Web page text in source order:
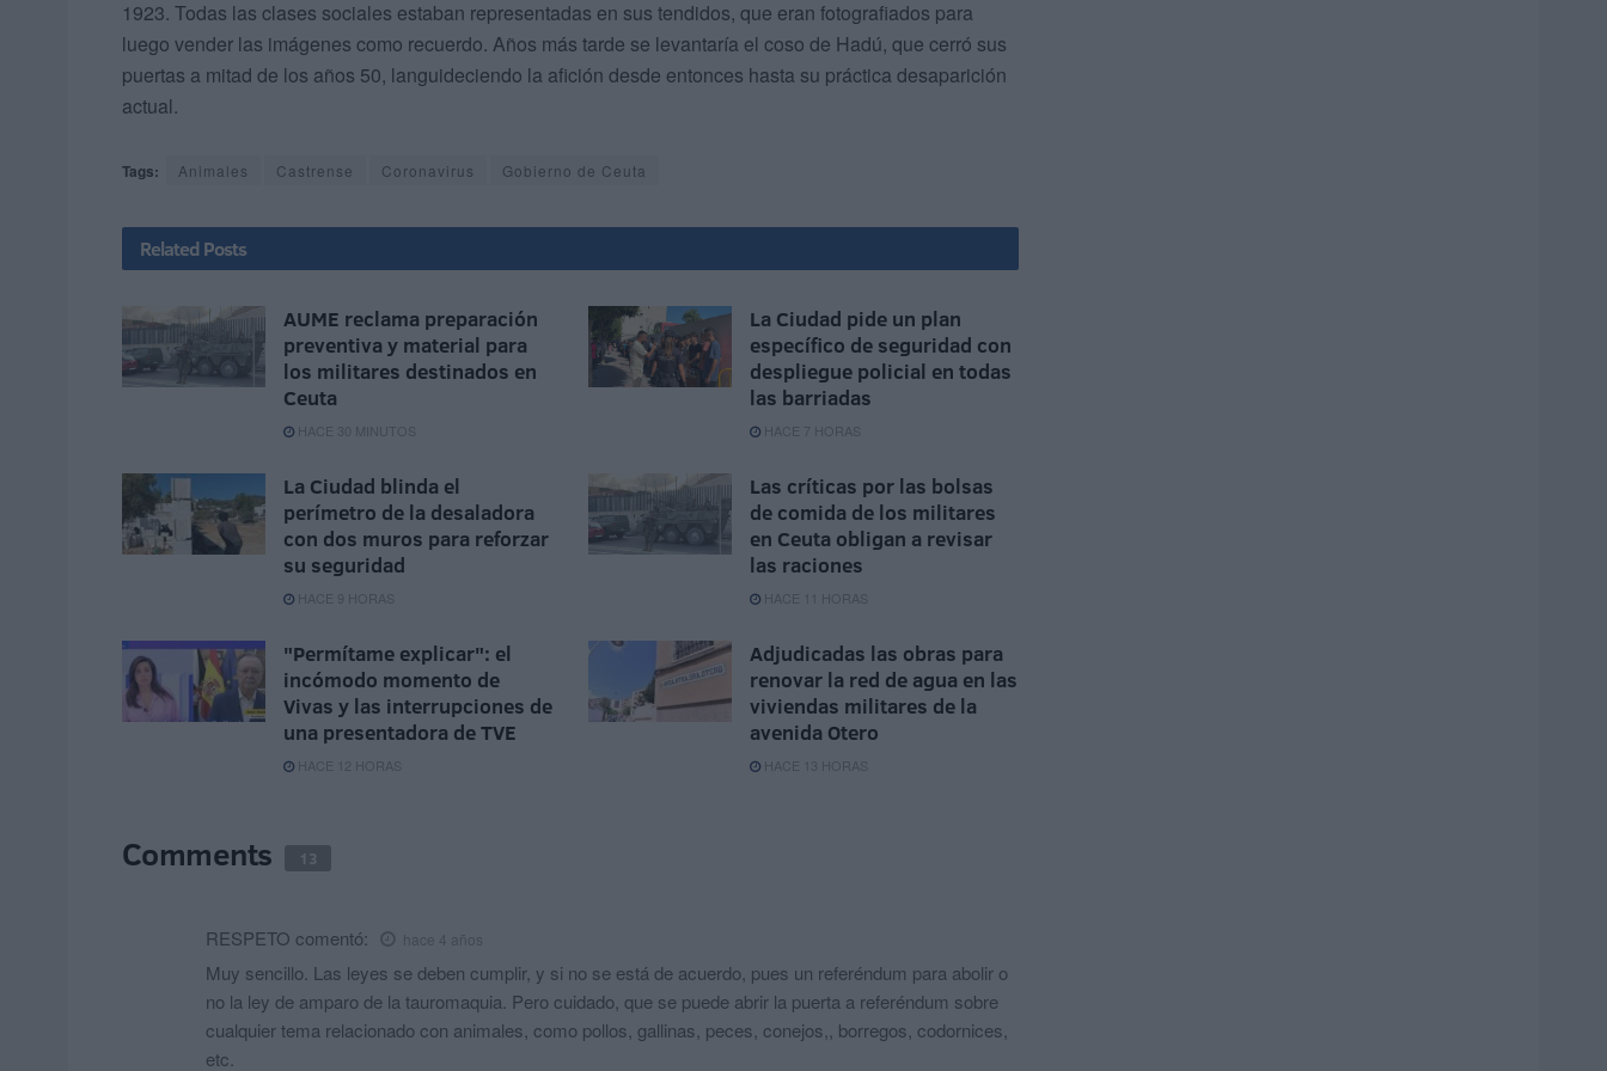
1923. Todas las clases sociales estaban representadas en sus tendidos, que eran fotografiados para
luego vender las imágenes como recuerdo. Años más tarde se levantaría el coso de Hadú, que cerró sus
puertas a mitad de los años 50, languideciendo la afición desde entonces hasta su práctica desaparición
actual.
Tags: Animales Castrense Coronavirus Gobierno de Ceuta
Related Posts
AUME reclama preparación
preventiva y material para
los militares destinados en
Ceuta
HACE 30 MINUTOS
La Ciudad pide un plan
específico de seguridad con
despliegue policial en todas
las barriadas
HACE 7 HORAS
La Ciudad blinda el
perímetro de la desaladora
con dos muros para reforzar
su seguridad
HACE 9 HORAS
Las críticas por las bolsas
de comida de los militares
en Ceuta obligan a revisar
las raciones
HACE 11 HORAS
"Permítame explicar": el
incómodo momento de
Vivas y las interrupciones de
una presentadora de TVE
HACE 12 HORAS
Adjudicadas las obras para
renovar la red de agua en las
viviendas militares de la
avenida Otero
HACE 13 HORAS
Comments 13
RESPETO comentó: hace 4 años
Muy sencillo. Las leyes se deben cumplir, y si no se está de acuerdo, pues un referéndum para abolir o
no la ley de amparo de la tauromaquia. Pero cuidado, que se puede abrir la puerta a referéndum sobre
cualquier tema relacionado con animales, como pollos, gallinas, peces, conejos,, borregos, codornices,
etc.